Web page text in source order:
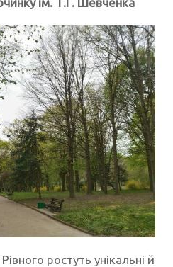
ім. Т.Г. Шевченка
ростуть унікальні й